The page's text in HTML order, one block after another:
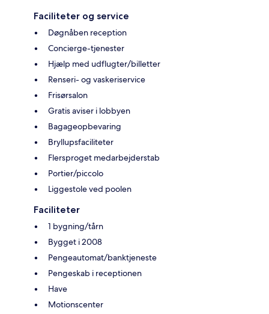
Faciliteter og service
Døgnåben reception
Concierge-tjenester
Hjælp med udflugter/billetter
Renseri- og vaskeriservice
Frisørsalon
Gratis aviser i lobbyen
Bagageopbevaring
Bryllupsfaciliteter
Flersproget medarbejderstab
Portier/piccolo
Liggestole ved poolen
Faciliteter
1 bygning/tårn
Bygget i 2008
Pengeautomat/banktjeneste
Pengeskab i receptionen
Have
Motionscenter